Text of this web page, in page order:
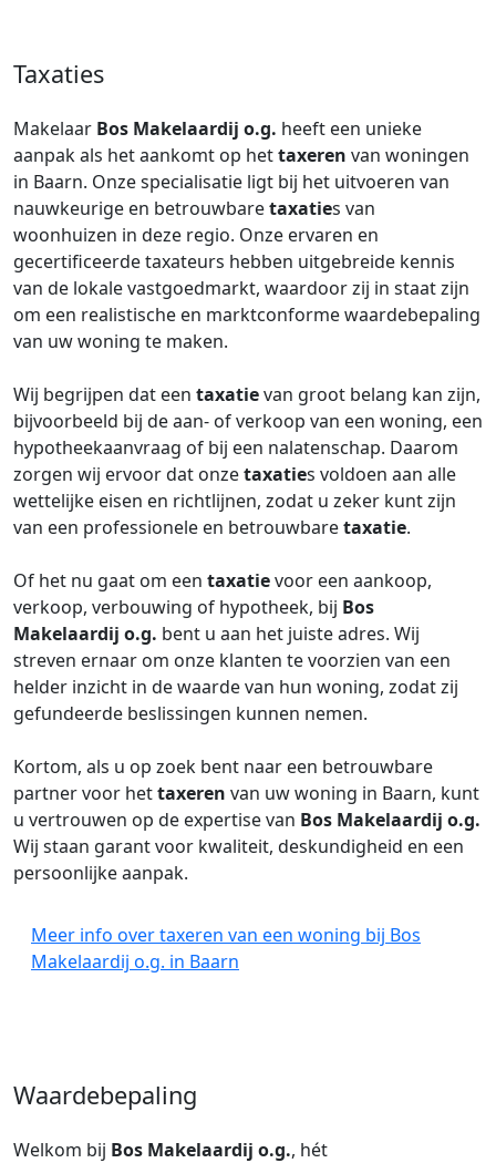
Taxaties
Makelaar Bos Makelaardij o.g. heeft een unieke
aanpak als het aankomt op hettaxeren van woningen
in Baarn. Onze specialisatie ligt bij het uitvoeren van
nauwkeurige en betrouwbaretaxaties van
woonhuizen in deze regio. Onze ervaren en
gecertificeerde taxateurs hebben uitgebreide kennis
van de lokale vastgoedmarkt, waardoor zij in staat zijn
om een realistische en marktconforme waardebepaling
van uw woning te maken.
Wij begrijpen dat een taxatievan groot belang kan zijn,
bijvoorbeeld bij de aan- of verkoop van een woning, een
hypotheekaanvraag of bij een nalatenschap. Daarom
zorgen wij ervoor dat onzetaxaties voldoen aan alle
wettelijke eisen en richtlijnen, zodat u zeker kunt zijn
van een professionele en betrouwbaretaxatie.
Of het nu gaat om een taxatievoor een aankoop,
verkoop, verbouwing of hypotheek, bij Bos
Makelaardij o.g. bent u aan het juiste adres. Wij
streven ernaar om onze klanten te voorzien van een
helder inzicht in de waarde van hun woning, zodat zij
gefundeerde beslissingen kunnen nemen.
Kortom, als u op zoek bent naar een betrouwbare
partner voor hettaxeren van uw woning in Baarn, kunt
u vertrouwen op de expertise van Bos Makelaardij o.g.
Wij staan garant voor kwaliteit, deskundigheid en een
persoonlijke aanpak.
Meer info over taxeren van een woning bij Bos
Makelaardij o.g. in Baarn
Waardebepaling
Welkom bij Bos Makelaardij o.g., hét